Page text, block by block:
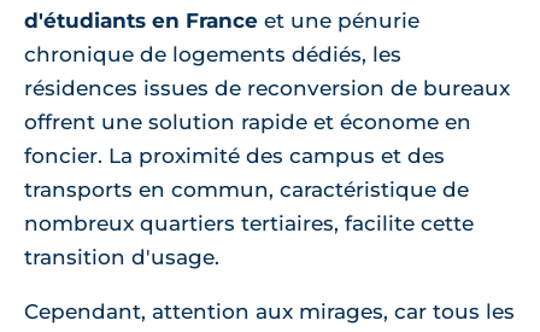
d'étudiants en France et une pénurie
chronique de logements dédiés, les
résidences issues de reconversion de bureaux
offrent une solution rapide et économe en
foncier. La proximité des campus et des
transports en commun, caractéristique de
nombreux quartiers tertiaires, facilite cette
transition d'usage.
Cependant, attention aux mirages, car tous les